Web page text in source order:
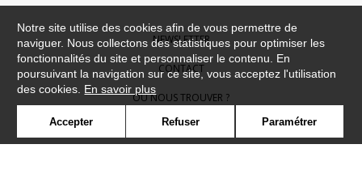
NEWSLETTER
CONTACT
OÙ NOUS TROUVER ?
CONTRACT
Notre site utilise des cookies afin de vous permettre de
naviguer. Nous collectons des statistiques pour optimiser les
fonctionnalités du site et personnaliser le contenu. En
poursuivant la navigation sur ce site, vous acceptez l'utilisation
des cookies. En savoir plus
Accepter Refuser Paramétrer